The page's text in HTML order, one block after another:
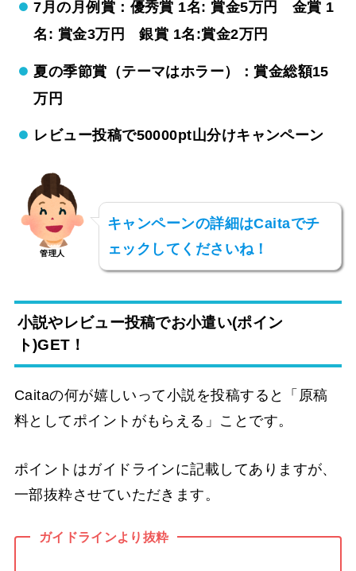
7月の月例賞：優秀賞 1名: 賞金5万円 金賞 1
名: 賞金3万円 銀賞 1名:賞金2万円
夏の季節賞（テーマはホラー）：賞金総額15
万円
レビュー投稿で50000pt山分けキャンペーン
管理人
キャンペーンの詳細はCaitaでチ
ェックしてくださいね！
小説やレビュー投稿でお小遣い(ポイン
ト)GET！
Caitaの何が嬉しいって小説を投稿すると「原稿
料としてポイントがもらえる」ことです。
ポイントはガイドラインに記載してありますが、
一部抜粋させていただきます。
ガイドラインより抜粋